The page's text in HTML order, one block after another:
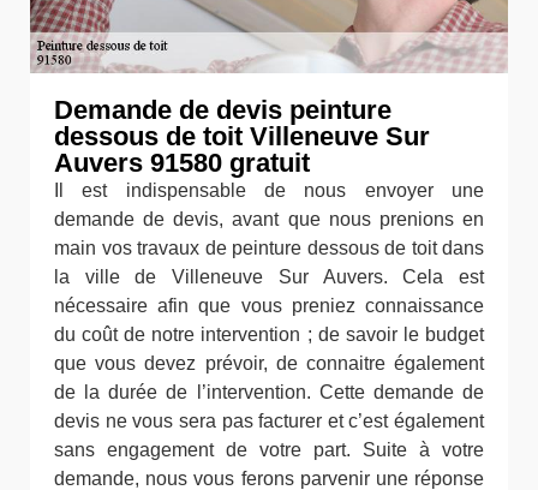
Demande de devis peinture
dessous de toit Villeneuve Sur
Auvers 91580 gratuit
Il est indispensable de nous envoyer une
demande de devis, avant que nous prenions en
main vos travaux de peinture dessous de toit dans
la ville de Villeneuve Sur Auvers. Cela est
nécessaire afin que vous preniez connaissance
du coût de notre intervention ; de savoir le budget
que vous devez prévoir, de connaitre également
de la durée de l’intervention. Cette demande de
devis ne vous sera pas facturer et c’est également
sans engagement de votre part. Suite à votre
demande, nous vous ferons parvenir une réponse